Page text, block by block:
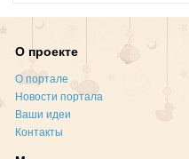
О проекте
О портале
Новости портала
Ваши идеи
Контакты